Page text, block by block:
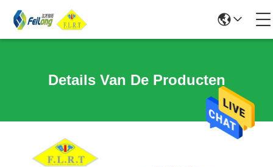
Details Van De Producten